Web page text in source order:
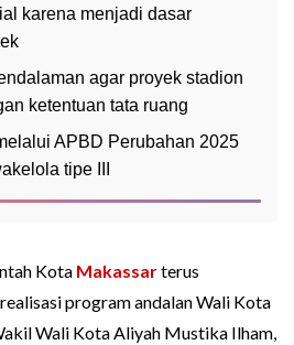
karena menjadi dasar
agar proyek stadion
ketentuan tata ruang
APBD Perubahan 2025
tipe III
Kota Makassarterus
program andalan Wali Kota
Wali Kota Aliyah Mustika Ilham,